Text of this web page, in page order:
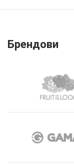
Брендови